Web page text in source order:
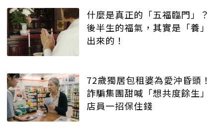
什麼是真正的「五福臨門」？
後半生的福氣，其實是「養」
出來的！
72歲獨居包租婆為愛沖昏頭！
詐騙集團甜喊「想共度餘生」
店員一招保住錢